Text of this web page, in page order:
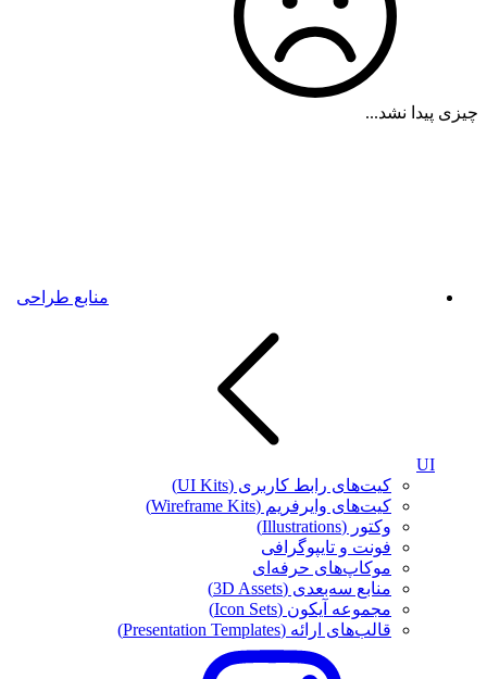
چیزی پیدا نشد...
منابع طراحی
UI
کیت‌های رابط کاربری (UI Kits)
کیت‌های وایرفریم (Wireframe Kits)
وکتور (Illustrations)
فونت‌ و تایپوگرافی
موکاپ‌های حرفه‌ای
منابع سه‌بعدی (3D Assets)
مجموعه آیکون‌ (Icon Sets)
قالب‌های ارائه (Presentation Templates)